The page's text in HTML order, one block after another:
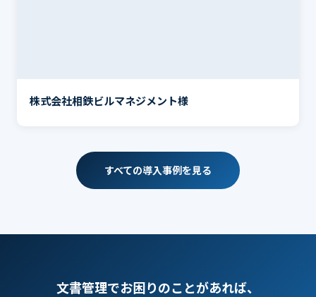
株式会社相鉄ビルマネジメント様
すべての導入事例を見る
文書管理でお困りのことがあれば、